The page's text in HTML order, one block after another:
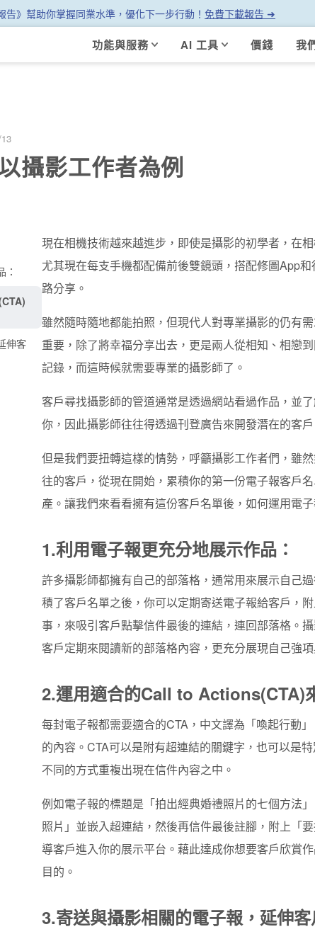
》幫助你掌握同業水準，優化下一步行動！ 免費下載報告 ➜
功能與服務 AI 工具 價錢 我
攝影工作者為例
：
伸客
現在相機技術越來越進步，即使是攝影的初學者，在
尤其現在每支手機都配備前後雙鏡頭，搭配修圖App
路分享。
雖然隨時隨地都能拍照，但現代人對專業攝影的仍有
重要，除了將幸福分享出去，更是兩人從相知、相戀
記錄，而這時候就需要專業的攝影師了。
客戶尋找攝影師的管道通常是透過網站看過作品，並
你，因此攝影師往往得透過刊登廣告來開發潛在的客
但是我們要扭轉這樣的情勢，呼籲攝影工作者們，雖
往的客戶，從現在開始，累積你的第一份電子報客戶
產。讓我們來看看擁有這份客戶名單後，如何運用電
1.利用電子報更充分地展示作品：
許多攝影師都擁有自己的部落格，通常用來展示自己
積了客戶名單之後，你可以定期寄送電子報給客戶，
事，來吸引客戶點擊信件最後的連結，連回部落格。
客戶定期來閱讀新的部落格內容，更充分展現自己強項
2.運用適合的Call to Actions(CTA)
每封電子報都需要適合的CTA，中文譯為「喚起行動
的內容。CTA可以是附有超連結的關鍵字，也可以是
不同的方式重複出現在信件內容之中。
例如電子報的標題是「拍出經典婚禮照片的七個方法
照片」並嵌入超連結，然後再信件最後註腳，附上「
導客戶進入你的展示平台。藉此達成你想要客戶欣賞
目的。
3.寄送與攝影相關的電子報，延伸客